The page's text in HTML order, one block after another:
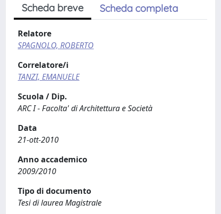
Scheda breve Scheda completa
Relatore
SPAGNOLO, ROBERTO
Correlatore/i
TANZI, EMANUELE
Scuola / Dip.
ARC I - Facolta' di Architettura e Società
Data
21-ott-2010
Anno accademico
2009/2010
Tipo di documento
Tesi di laurea Magistrale